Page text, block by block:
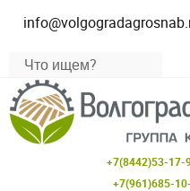
+7(8442)53-17-
+7(961)685-